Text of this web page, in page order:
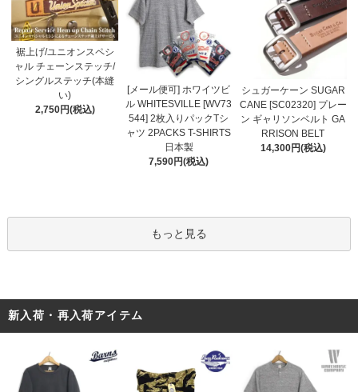
裾上げ/ユニオンスペシ
ャル チェーンステッチ/
シングルステッチ(本縫
い)
2,750円(税込)
[メール便可] ホワイツビ
ル WHITESVILLE [WV73
544] 2枚入りパックTシ
ャツ 2PACKS T-SHIRTS
日本製
7,590円(税込)
シュガーケーン SUGAR
CANE [SC02320] プレー
ン ギャリソンベルト GA
RRISON BELT
14,300円(税込)
もっと見る
新入荷・再入荷アイテム